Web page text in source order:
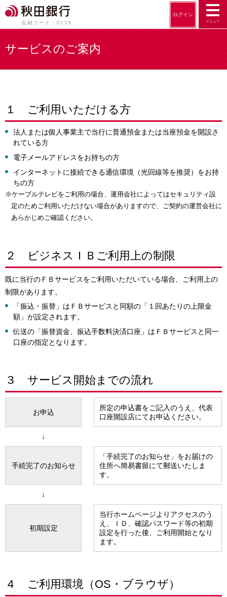
メニュー
ログイン
金融コード：0119
サービスのご案内
１ ご利用いただける方
法人または個人事業主で当行に普通預金または当座預金を開設さ
れている方
電子メールアドレスをお持ちの方
インターネットに接続できる通信環境（光回線等を推奨）をお持
ちの方
※ケーブルテレビをご利用の場合、運用会社によってはセキュリティ設
定のためご利用いただけない場合がありますので、ご契約の運営会社に
あらかじめご確認ください。
２ ビジネスＩＢご利用上の制限
既に当行のＦＢサービスをご利用いただいている場合、ご利用上の
制限があります。
「振込・振替」はＦＢサービスと同額の「１回あたりの上限金
額」が設定されます。
伝送の「振替資金、振込手数料決済口座」はＦＢサービスと同一
口座の指定となります。
３ サービス開始までの流れ
お申込
所定の申込書をご記入のうえ、代表
口座開設店にてお申込ください。
↓
手続完了のお知らせ
「手続完了のお知らせ」をお届けの
住所へ簡易書留にて郵送いたしま
す。
↓
初期設定
当行ホームページよりアクセスのう
え、ＩＤ、確認パスワード等の初期
設定を行った後、ご利用開始となり
ます。
４ ご利用環境（OS・ブラウザ）